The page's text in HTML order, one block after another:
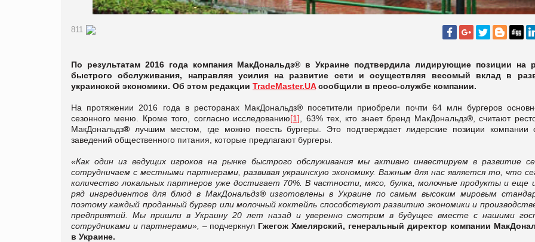
811
По результатам 2016 года компания МакДональдз® в Украине подтвердила лидирующие позиции на
быстрого обслуживания, направляя усилия на развитие сети и осуществляя весомый вклад в
украинской экономики. Об этом редакции TradeMaster.UAсообщили в пресс-службе компании.
На протяжении 2016 года в ресторанах МакДональдз® посетители приобрели почти 64 млн бургеров
сезонного меню. Кроме того, согласно исследованию[1] , 63% тех, кто знает бренд МакДональдз®, считают
МакДональдз® лучшим местом, где можно поесть бургеры. Это подтверждает лидерские позиции компании
заведений общественного питания, которые предлагают бургеры.
«Как один из ведущих игроков на рынке быстрого обслуживания мы активно инвестируем в развитие
сотрудничаем с местными партнерами, развивая украинскую экономику. Важным для нас является то, что
количество локальных партнеров уже достигает 70%. В частности, мясо, булка, молочные продукты и еще
ряд ингредиентов для блюд в МакДональдз®изготовлены в Украине по самым высоким мировым
поэтому каждый проданный бургер или молочный коктейль способствуют развитию экономики и
предприятий. Мы пришли в Украину 20 лет назад и уверенно смотрим в будущее вместе с нашими
сотрудниками и партнерами», – подчеркнул Гжегож Хмелярский, генеральный директор компании
в Украине.